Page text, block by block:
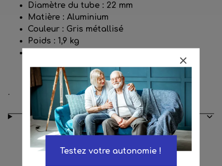
Diamètre du tube : 22 mm
Matière : Aluminium
Couleur : Gris métallisé
Poids : 1,9 kg
.
Conseils d’entretien
Testez votre autonomie !